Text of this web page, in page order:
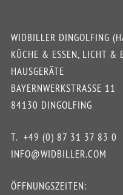
WIDBILLER DINGOLFING
KÜCHE & ESSEN, LICHT &
HAUSGERÄTE
BAYERNWERKSTRASSE 11
84130 DINGOLFING
T. +49 (0) 87 31 37 83 0
INFO@WIDBILLER.COM
ÖFFNUNGSZEITEN: